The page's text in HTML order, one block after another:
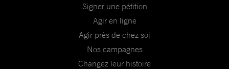
Signer une pétition
Agir en ligne
Agir près de chez soi
Nos campagnes
Changez leur histoire